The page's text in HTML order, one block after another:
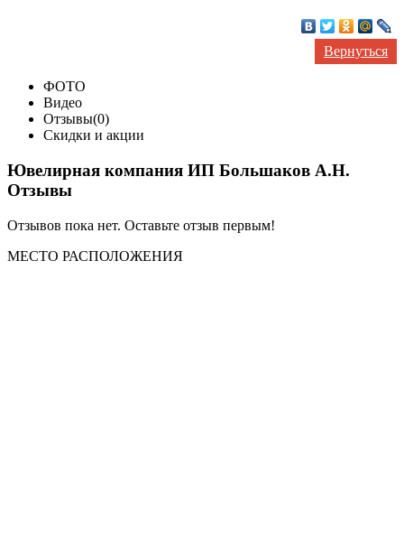
Вернуться
ФОТО
Видео
Отзывы(0)
Скидки и акции
Ювелирная компания ИП Большаков А.Н.
Отзывы
Отзывов пока нет. Оставьте отзыв первым!
МЕСТО РАСПОЛОЖЕНИЯ